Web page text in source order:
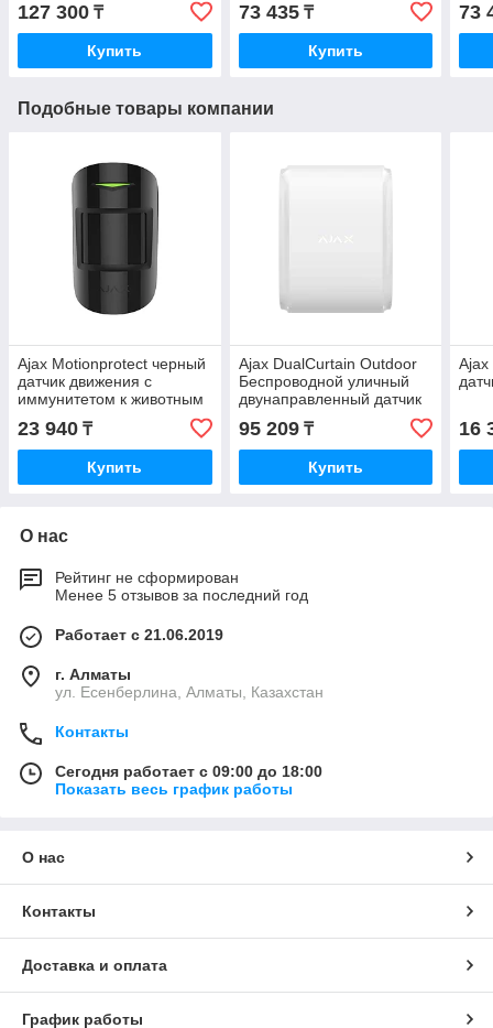
127 300 ₸
Купить
73 435₸
Купить
73
Подобные товары компании
Ajax Motionprotect черный
датчик движения с
иммунитетом к животным
23 940 ₸
Купить
Ajax DualCurtain Outdoor
Беспроводной уличный
двунаправленный датчик
95 209₸
Купить
16
О нас
Рейтинг не сформирован
Менее 5 отзывов за последний год
Работает с 21.06.2019
г. Алматы
ул. Есенберлина, Алматы, Казахстан
Контакты
Сегодня работает с 09:00 до 18:00
Показать весь график работы
О нас
Контакты
Доставка и оплата
График работы